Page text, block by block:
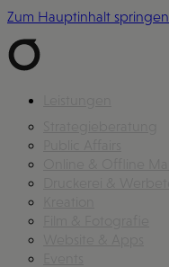
Zum Hauptinhalt springen